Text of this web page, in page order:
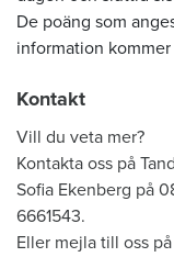
De poäng som
information
Kontakt
Vill du veta mer?
Kontakta oss på
Sofia Ekenberg på
6661543.
Eller mejla till oss på